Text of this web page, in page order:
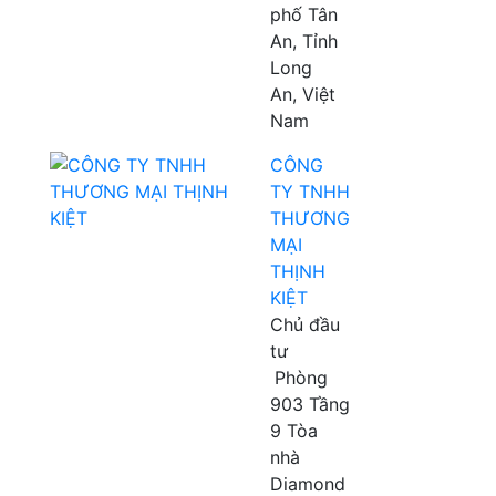
phố Tân
An, Tỉnh
Long
An, Việt
Nam
CÔNG
TY TNHH
THƯƠNG
MẠI
THỊNH
KIỆT
Chủ đầu
tư
Phòng
903 Tầng
9 Tòa
nhà
Diamond